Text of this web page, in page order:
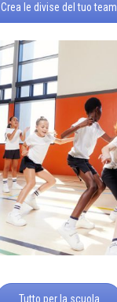
Crea le divise del tuo team
Tutto per la scuola